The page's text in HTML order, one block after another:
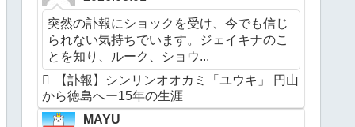
突然の訃報にショックを受け、今でも信じ
られない気持ちでいます。ジェイキナのこ
とを知り、ルーク、ショウ...
【訃報】シンリンオオカミ「ユウキ」 円山
から徳島へー15年の生涯
MAYU